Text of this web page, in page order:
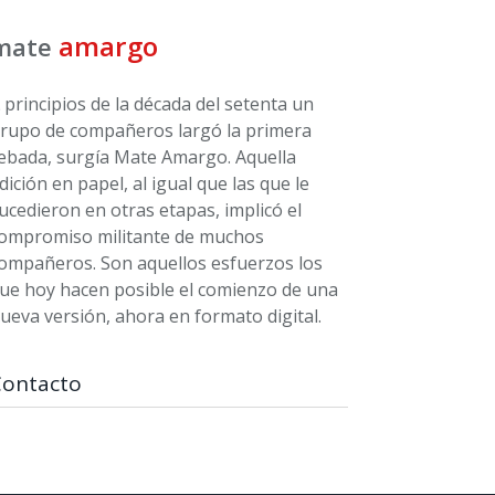
amargo
principios de la década del setenta un
de compañeros largó la primera
surgía Mate Amargo. Aquella
en papel, al igual que las que le
en otras etapas, implicó el
militante de muchos
Son aquellos esfuerzos los
hoy hacen posible el comienzo de una
versión, ahora en formato digital.